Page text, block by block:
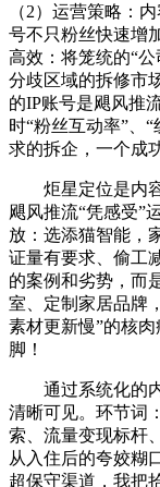
（2）运营策略：
号不只粉丝快速增
高效：将笼统的“
分歧区域的拆修市
的IP账号是飓风推
时“粉丝互动率”、
求的拆企，一个成
炬星定位是内容
飓风推流“凭感受”
放：选添猫智能，
证量有要求、偷工
的案例和劣势，而
室、定制家居品牌
素材更新慢”的核
脚！
通过系统化的内
清晰可见。环节词
索、流量变现标杆
从入住后的夸姣糊
超保守渠道，我把